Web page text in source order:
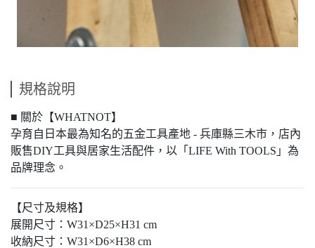
規格說明
■ 關於【WHATNOT】
孕育自日本最為知名的五金工具產地 - 兵庫縣三木市，店內
販售DIY工具與居家生活配件，以「LIFE With TOOLS」為
品牌理念。
【尺寸及規格】
展開尺寸：W31×D25×H31 cm⁠
收納尺寸：W31×D6×H38 cm⁠